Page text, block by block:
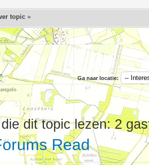
topic »
Ga naar locatie:
dit topic lezen: 2
Read